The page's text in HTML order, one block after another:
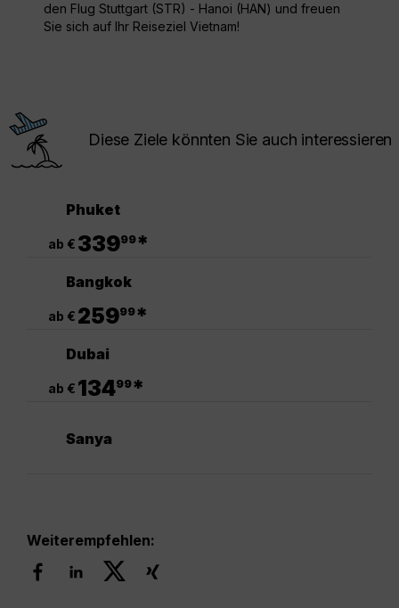
den Flug Stuttgart (STR) - Hanoi (HAN) und freuen
Sie sich auf Ihr Reiseziel Vietnam!
Diese Ziele könnten Sie auch interessieren
Phuket
ab € 33999*
Bangkok
ab € 25999*
Dubai
ab € 13499*
Sanya
Weiterempfehlen: